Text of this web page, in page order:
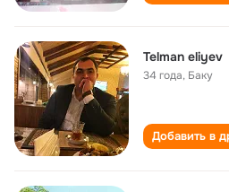
Telman eliyev
34 года, Баку
Добавить в